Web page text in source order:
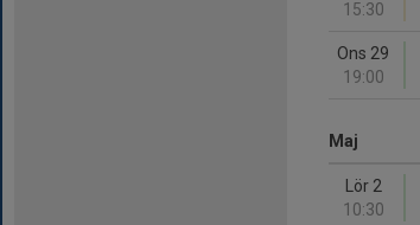
15:30
Ons 29
19:00
Maj
Lör 2
10:30